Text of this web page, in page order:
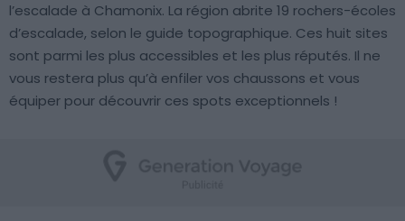
l’escalade à Chamonix. La région abrite 19 rochers-écoles
d’escalade, selon le guide topographique. Ces huit sites
sont parmi les plus accessibles et les plus réputés. Il ne
vous restera plus qu’à enfiler vos chaussons et vous
équiper pour découvrir ces spots exceptionnels !